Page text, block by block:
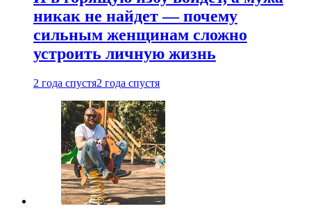
никак не найдет — почему
сильным женщинам сложно
устроить личную жизнь
2 года спустя2 года спустя